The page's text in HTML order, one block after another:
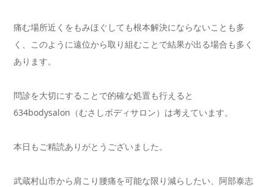
痛む場所近くをもみほぐしても根本解決にならないことも多
く、このように遠位から取り組むことで結果が出る場合も多く
あります。
問診を大切にすることで的確な処置も行えると
634bodysalon（むさしボディサロン）は考えています。
本日もご精読ありがとうございました。
武蔵村山市から肩こり腰痛を可能な限り減らしたい、阿部泰志